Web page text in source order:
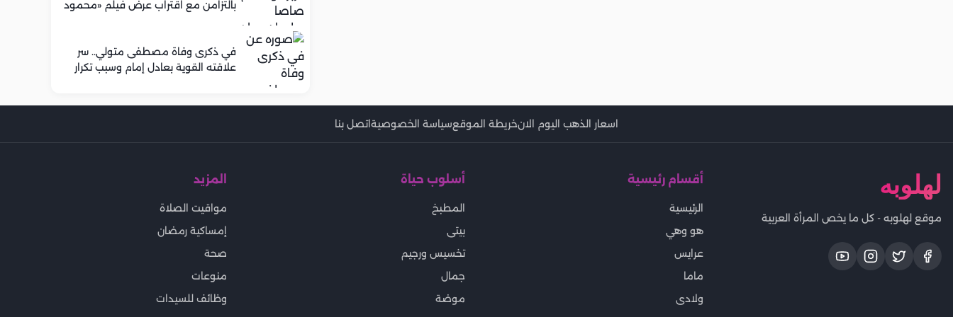
بالتزامن مع اقتراب عرض فيلم «محمود
في ذكرى وفاة مصطفى متولي.. سر
علاقته القوية بعادل إمام وسبب تكرار
اسعار الذهب اليوم الانخريطة الموقعسياسة الخصوصيةاتصل بنا
لهلوبه
موقع لهلوبه - كل ما يخص المرأة العربية
أقسام رئيسية
الرئيسية
هو وهي
عرايس
ماما
ولادى
أسلوب حياة
المطبخ
بيتى
تخسيس ورجيم
جمال
موضة
المزيد
مواقيت الصلاة
إمساكية رمضان
صحة
منوعات
وظائف للسيدات